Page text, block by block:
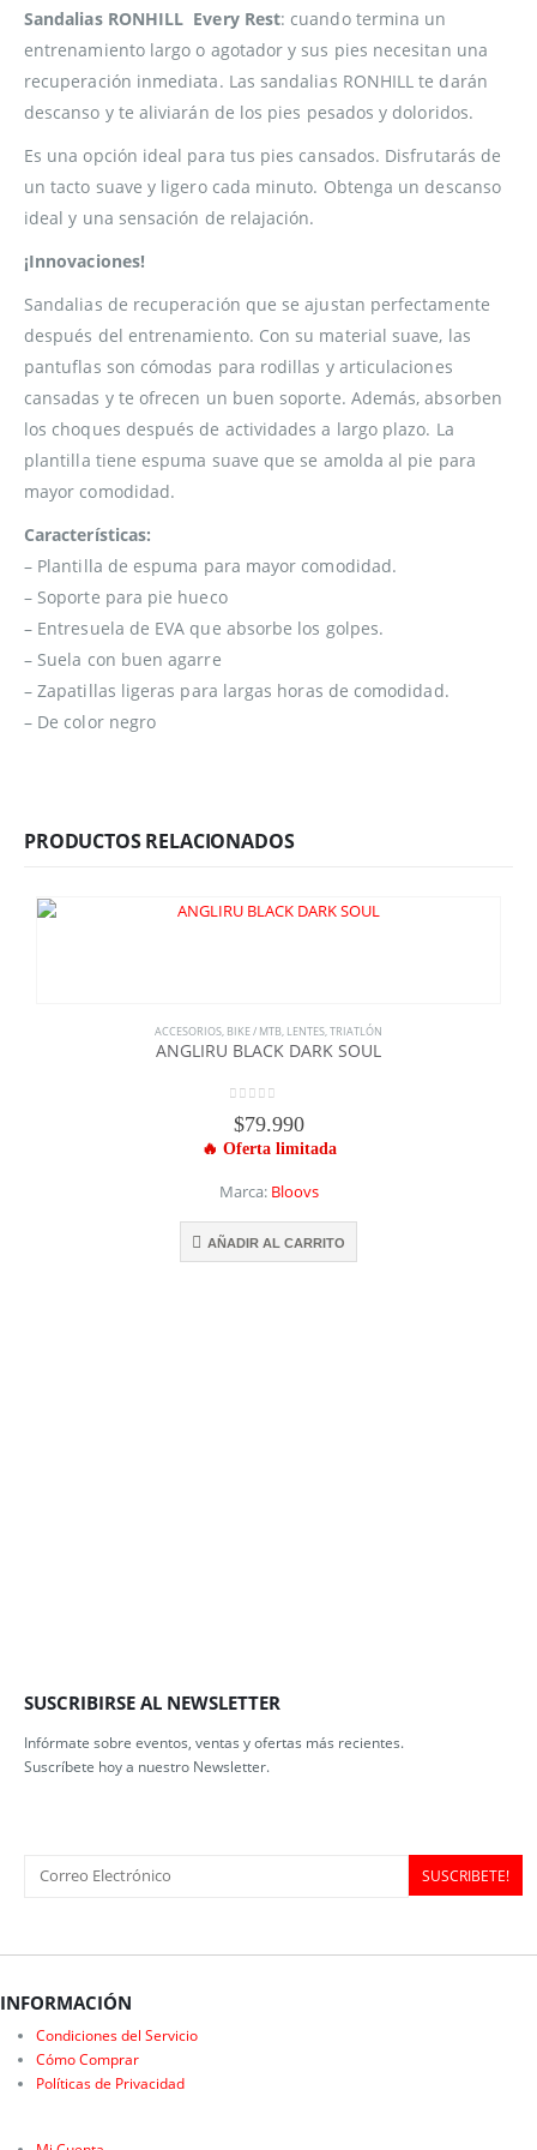
Sandalias RONHILL Every Rest: cuando termina un
entrenamiento largo o agotador y sus pies necesitan una
recuperación inmediata. Las sandalias RONHILL te darán
descanso y te aliviarán de los pies pesados ​​y doloridos.
Es una opción ideal para tus pies cansados. Disfrutarás de
un tacto suave y ligero cada minuto. Obtenga un descanso
ideal y una sensación de relajación.
¡Innovaciones!
Sandalias de recuperación que se ajustan perfectamente
después del entrenamiento. Con su material suave, las
pantuflas son cómodas para rodillas y articulaciones
cansadas y te ofrecen un buen soporte. Además, absorben
los choques después de actividades a largo plazo. La
plantilla tiene espuma suave que se amolda al pie para
mayor comodidad.
Características:
– Plantilla de espuma para mayor comodidad.
– Soporte para pie hueco
– Entresuela de EVA que absorbe los golpes.
– Suela con buen agarre
– Zapatillas ligeras para largas horas de comodidad.
– De color negro
PRODUCTOS RELACIONADOS
ACCESORIOS BIKE / MTB LENTES TRIATLÓN
ANGLIRU BLACK DARK SOUL
$79.990
Marca: Bloovs
AÑADIR AL CARRITO
SUSCRIBIRSE AL NEWSLETTER
Infórmate sobre eventos, ventas y ofertas más recientes.
Suscríbete hoy a nuestro Newsletter.
INFORMACIÓN
Condiciones del Servicio
Cómo Comprar
Políticas de Privacidad